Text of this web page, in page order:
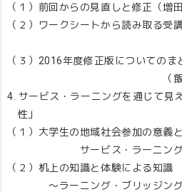
（１）前回からの見直しと修正（増
（２）ワークシートから読み取る受
（飯野祐
（３）2016年度修正版についてのま
（飯野祐
4. サービス・ラーニングを通じて見
性」
（１）大学生の地域社会参加の意義と
サービス・ラーニング（
（２）机上の知識と体験による知識
～ラーニング・ブリッジング